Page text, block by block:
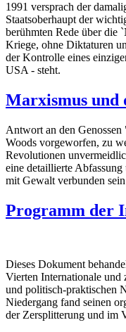
1991 versprach der
Staatsoberhaupt der
berühmten Rede über die
Kriege, ohne Diktaturen
der Kontrolle eines
USA - steht.
Marxismus und
Antwort an den
Woods vorgeworfen, zu
Revolutionen
eine detaillierte
mit Gewalt verbunden sein
Programm der
Dieses Dokument
Vierten Internationale und
und politisch-praktischen
Niedergang fand seinen
der Zersplitterung und im